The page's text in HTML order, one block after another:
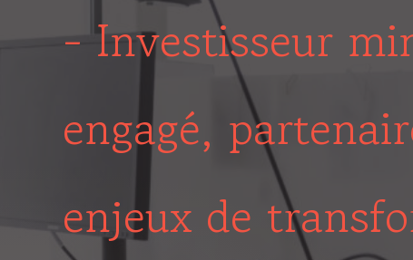
- Investisseur
engagé,
enjeux de